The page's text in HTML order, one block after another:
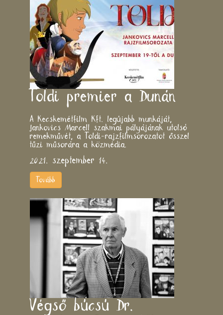
Toldi premier a Dunán
A Kecskemétfilm Kft. legújabb munkáját,
Jankovics Marcell szakmai pályájának utolsó
remekművét, a Toldi-rajzfilmsorozatot ősszel
tűzi műsorára a közmédia.
2021. szeptember 14.
Tovább
Végső búcsú Dr.